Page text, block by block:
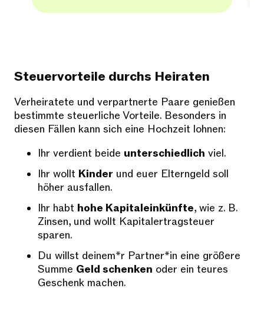
Steuervorteile durchs Heiraten
Verheiratete und verpartnerte Paare genießen
bestimmte steuerliche Vorteile. Besonders in
diesen Fällen kann sich eine Hochzeit lohnen:
Ihr verdient beide unterschiedlich viel.
Ihr wollt Kinder und euer Elterngeld soll
höher ausfallen.
Ihr habt hohe Kapitaleinkünfte, wie z. B.
Zinsen, und wollt Kapitalertragsteuer
sparen.
Du willst deinem*r Partner*in eine größere
Summe Geld schenken oder ein teures
Geschenk machen.